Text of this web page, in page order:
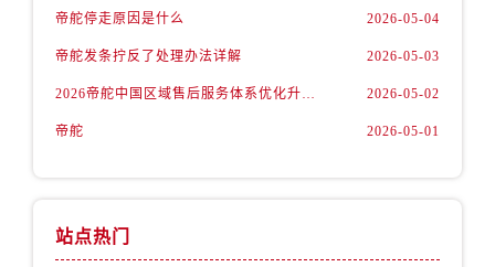
帝舵停走原因是什么 2026-05-04
帝舵发条拧反了处理办法详解 2026-05-03
2026帝舵中国区域售后服务体系优化升级公告（最新电话及地址） 2026-05-02
帝舵 2026-05-01
站点热门